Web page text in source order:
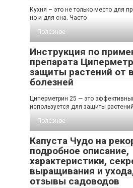
Кухня – это не только место для
но и для сна. Часто
Полезное
Инструкция по
препарата
защиты растений от
болезней
Циперметрин 25 — это
используется для защиты
Полезное
Капуста Чудо на
подробное описание,
характеристики,
выращивания и
отзывы садоводов